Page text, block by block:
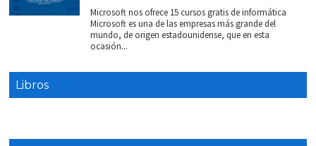
Microsoft nos ofrece 15 cursos gratis de informática
Microsoft es una de las empresas más grande del
mundo, de origen estadounidense, que en esta
ocasión...
Libros